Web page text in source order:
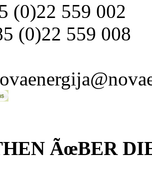
(0)22 559 002
(0)22 559 008
ÃœBER